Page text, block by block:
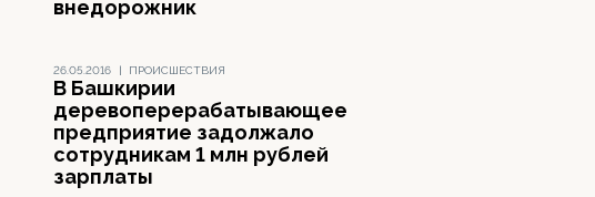
внедорожник
26.05.2016 | ПРОИСШЕСТВИЯ
В Башкирии
деревоперерабатывающее
предприятие задолжало
сотрудникам 1 млн рублей
зарплаты